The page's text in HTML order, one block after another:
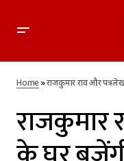
राजकुमार राव और
Home»राजकुमार राव और
राजकुमार